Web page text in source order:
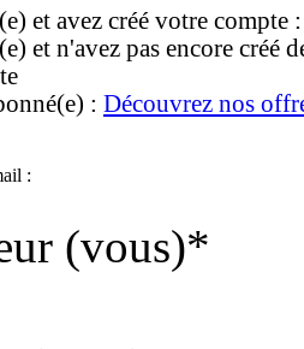
et avez créé votre compte
et n'avez pas encore créé
: Découvrez nos
:
(vous)*